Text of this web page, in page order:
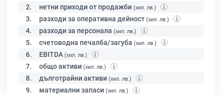
2. нетни приходи от продажби (хил. лв.)
3. разходи за оперативна дейност (хил. лв.)
4. разходи за персонала (хил. лв.)
5. счетоводна печалба/загуба (хил. лв.)
6. EBITDA (хил. лв.)
7. общо активи (хил. лв.)
8. дълготрайни активи (хил. лв.)
9. материални запаси (хил. лв.)